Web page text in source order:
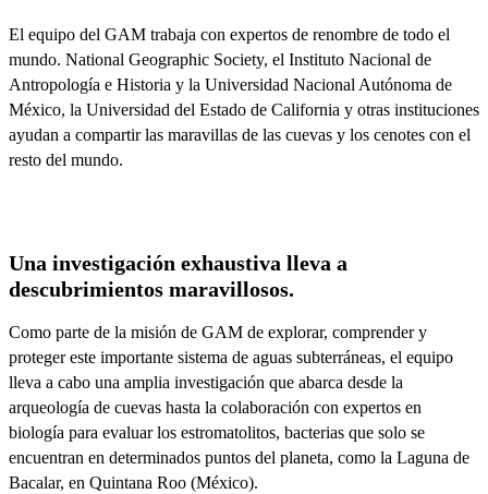
El equipo del GAM trabaja con expertos de renombre de todo el
mundo. National Geographic Society, el Instituto Nacional de
Antropología e Historia y la Universidad Nacional Autónoma de
México, la Universidad del Estado de California y otras instituciones
ayudan a compartir las maravillas de las cuevas y los cenotes con el
resto del mundo.
Una investigación exhaustiva lleva a
descubrimientos maravillosos.
Como parte de la misión de GAM de explorar, comprender y
proteger este importante sistema de aguas subterráneas, el equipo
lleva a cabo una amplia investigación que abarca desde la
arqueología de cuevas hasta la colaboración con expertos en
biología para evaluar los estromatolitos, bacterias que solo se
encuentran en determinados puntos del planeta, como la Laguna de
Bacalar, en Quintana Roo (México).